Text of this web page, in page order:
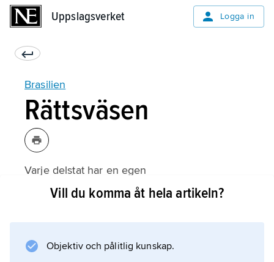
Uppslagsverket Logga in
Brasilien
Rättsväsen
Varje delstat har en egen
domstolsorganisation, vartill kommer bl.a. den
materiella rätten bygger på den av romersk
Vill du komma åt hela artikeln?
Objektiv och pålitlig kunskap.